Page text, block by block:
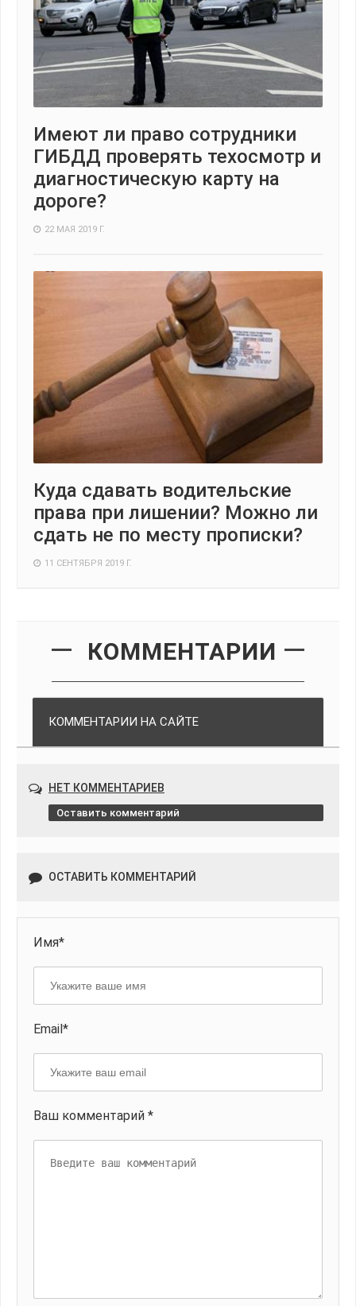
Имеют ли право сотрудники
ГИБДД проверять техосмотр и
диагностическую карту на
дороге?
22 МАЯ 2019 Г.
Куда сдавать водительские
права при лишении? Можно ли
сдать не по месту прописки?
11 СЕНТЯБРЯ 2019 Г.
КОММЕНТАРИИ
КОММЕНТАРИИ НА САЙТЕ
НЕТ КОММЕНТАРИЕВ
Оставить комментарий
ОСТАВИТЬ КОММЕНТАРИЙ
Имя*
Email*
Ваш комментарий *